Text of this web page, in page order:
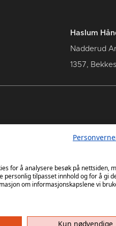
Haslum
Nadderud
1357,
for å analysere besøk på nettsiden,
personlig tilpasset innhold og for å gi
om informasjonskapslene vi
Kun nødvendige